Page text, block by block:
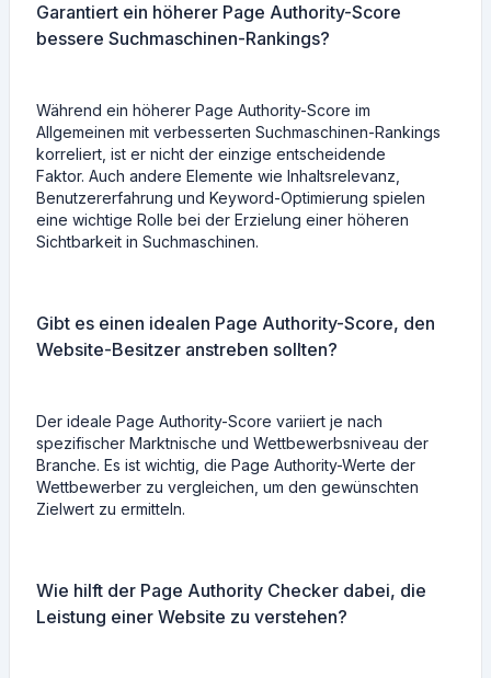
Garantiert ein höherer Page Authority-Score
bessere Suchmaschinen-Rankings?
Während ein höherer Page Authority-Score im
Allgemeinen mit verbesserten Suchmaschinen-Rankings
korreliert, ist er nicht der einzige entscheidende
Faktor. Auch andere Elemente wie Inhaltsrelevanz,
Benutzererfahrung und Keyword-Optimierung spielen
eine wichtige Rolle bei der Erzielung einer höheren
Sichtbarkeit in Suchmaschinen.
Gibt es einen idealen Page Authority-Score, den
Website-Besitzer anstreben sollten?
Der ideale Page Authority-Score variiert je nach
spezifischer Marktnische und Wettbewerbsniveau der
Branche. Es ist wichtig, die Page Authority-Werte der
Wettbewerber zu vergleichen, um den gewünschten
Zielwert zu ermitteln.
Wie hilft der Page Authority Checker dabei, die
Leistung einer Website zu verstehen?